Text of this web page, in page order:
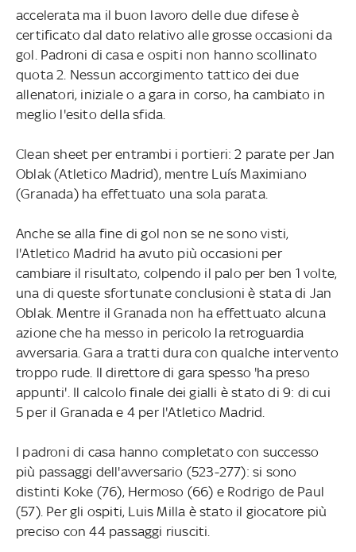
accelerata ma il buon lavoro delle due difese è
certificato dal dato relativo alle grosse occasioni da
gol. Padroni di casa e ospiti non hanno scollinato
quota 2. Nessun accorgimento tattico dei due
allenatori, iniziale o a gara in corso, ha cambiato in
meglio l'esito della sfida.
Clean sheet per entrambi i portieri: 2 parate per Jan
Oblak (Atletico Madrid), mentre Luís Maximiano
(Granada) ha effettuato una sola parata.
Anche se alla fine di gol non se ne sono visti,
l'Atletico Madrid ha avuto più occasioni per
cambiare il risultato, colpendo il palo per ben 1 volte,
una di queste sfortunate conclusioni è stata di Jan
Oblak. Mentre il Granada non ha effettuato alcuna
azione che ha messo in pericolo la retroguardia
avversaria. Gara a tratti dura con qualche intervento
troppo rude. Il direttore di gara spesso 'ha preso
appunti'. Il calcolo finale dei gialli è stato di 9: di cui
5 per il Granada e 4 per l'Atletico Madrid.
I padroni di casa hanno completato con successo
più passaggi dell'avversario (523-277): si sono
distinti Koke (76), Hermoso (66) e Rodrigo de Paul
(57). Per gli ospiti, Luis Milla è stato il giocatore più
preciso con 44 passaggi riusciti.